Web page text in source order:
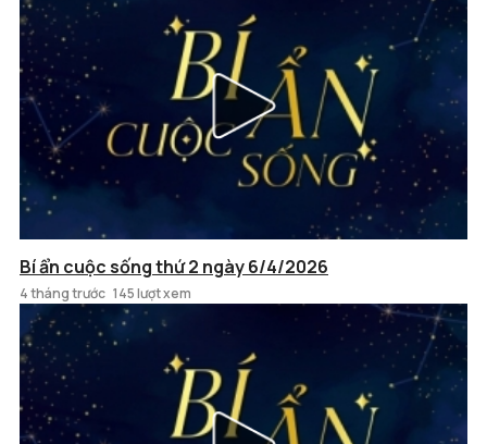
Bí ẩn cuộc sống thứ 2 ngày 6/4/2026
4 tháng trước 145 lượt xem